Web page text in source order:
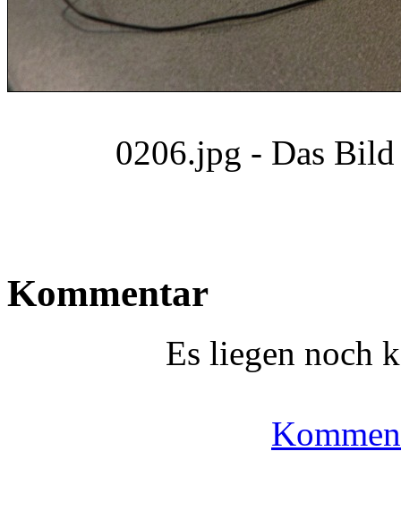
0206.jpg - Das
Kommentar
Es liegen noch